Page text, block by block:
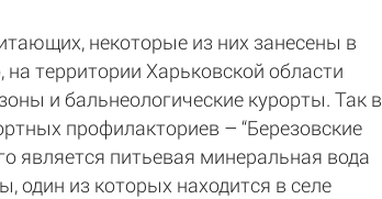
некоторые из них занесены в
территории Харьковской области
и бальнеологические курорты. Так в
профилакториев – “Березовские
питьевая минеральная вода
один из которых находится в селе